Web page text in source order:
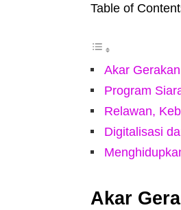
Table of
Akar
Program
Relawan,
Digitalisasi
Akar